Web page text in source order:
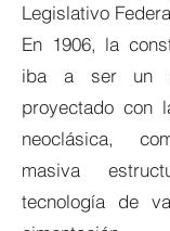
Legislativo
En 1906, la
iba a ser un
proyectado con
neoclásica,
masiva
tecnología de